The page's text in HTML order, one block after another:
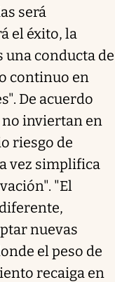
será
el éxito, la
una conducta de
continuo en
De acuerdo
no inviertan en
riesgo de
vez simplifica
"El
nuevas
el peso de
recaiga en